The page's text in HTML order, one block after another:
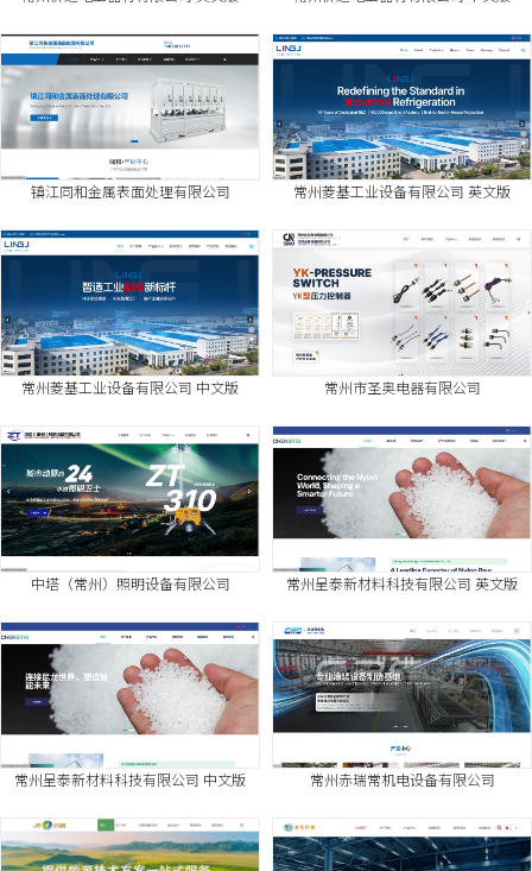
镇江同和金属表面处理有限公司 常州菱基工业设备有限公司 英文版
常州菱基工业设备有限公司 中文版 常州市圣奥电器有限公司
中塔（常州）照明设备有限公司 常州呈泰新材料科技有限公司 英文版
常州呈泰新材料科技有限公司 中文版 常州赤瑞常机电设备有限公司